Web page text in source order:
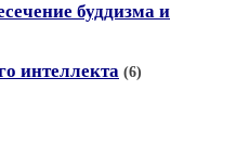
буддизма и
интеллекта (6)